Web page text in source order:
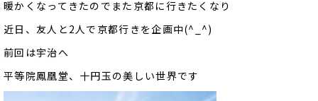
暖かくなってきたのでまた京都に行きたくなり
近日、友人と2人で京都行きを企画中(^_^)
前回は宇治へ
平等院鳳凰堂、十円玉の美しい世界です